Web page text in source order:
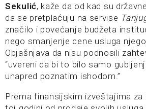
Sekulić, kaže da od kad su
da se pretplaćuju na servise
značilo i povećanje budžeta
nego smanjenje cene usluga
Objašnjava da nisu podnosili
“uvereni da bi to bilo samo
unapred poznatim ishodom.”
Prema finansijskim izveštajima za